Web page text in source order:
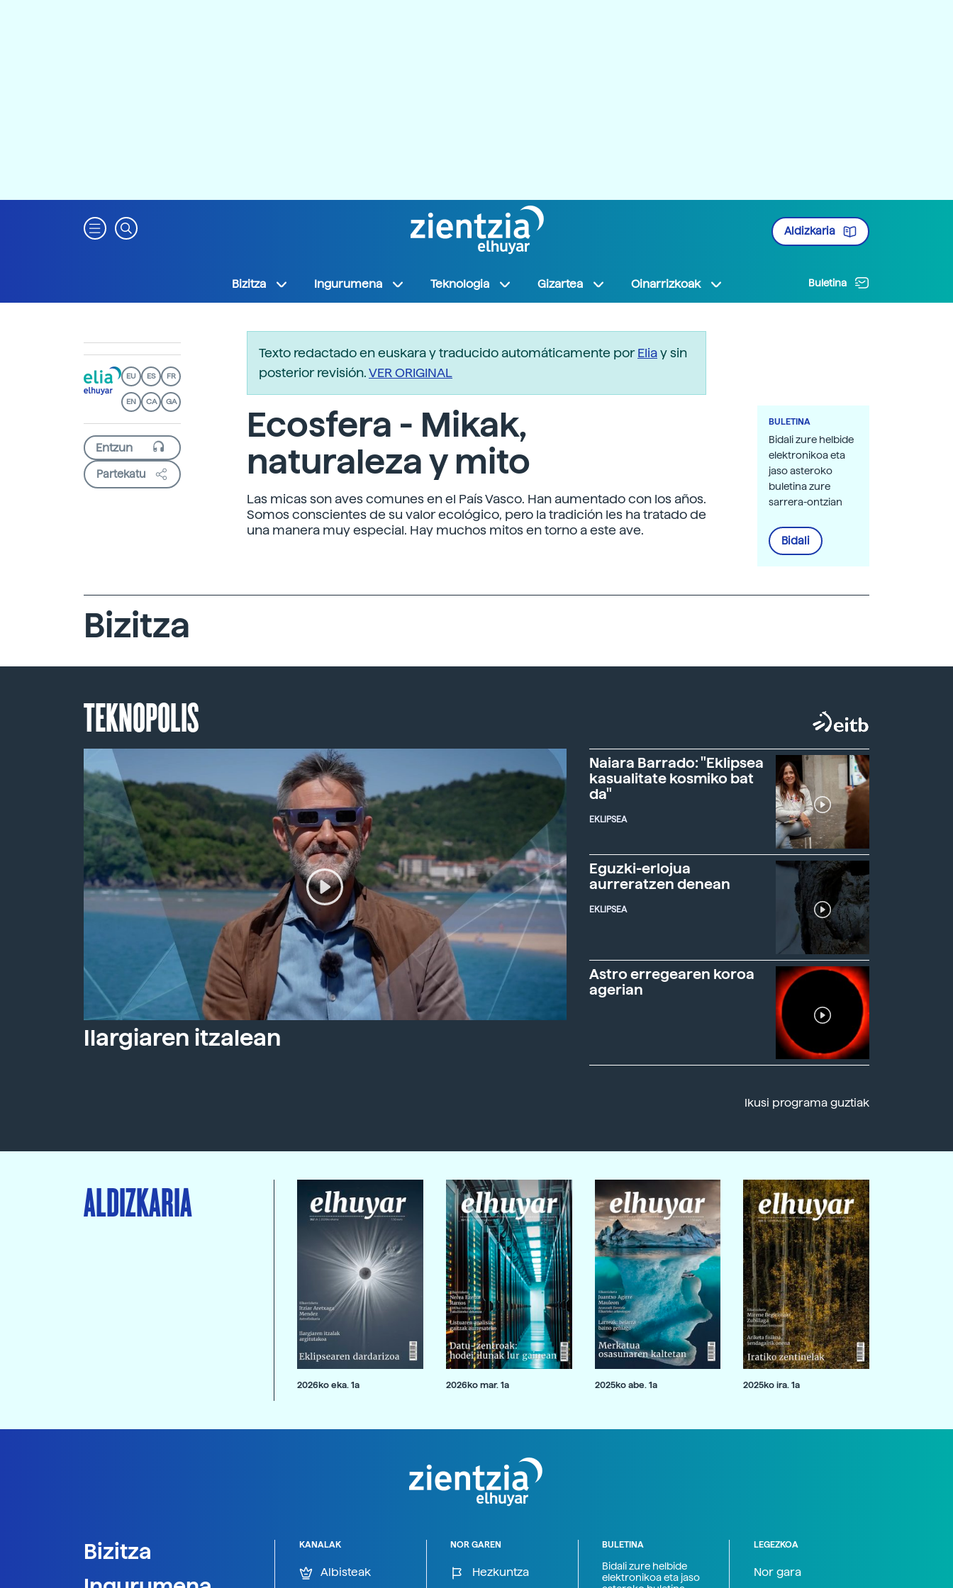
Aldizkaria
Bizitza Ingurumena Teknologia Gizartea Oinarrizkoak Buletina
EU ES FR
EN CA GA
Partekatu
Texto redactado en euskara y traducido automáticamente porEliay sin
posterior revisión.VER ORIGINAL
Ecosfera - Mikak,
naturaleza y mito
Las micas son aves comunes en el País Vasco. Han aumentado con los años.
Somos conscientes de su valor ecológico, pero la tradición les ha tratado de
una manera muy especial. Hay muchos mitos en torno a este ave.
BULETINA
Bidali zure helbide
elektronikoa eta
jaso asteroko
buletina zure
sarrera-ontzian
Bidali
Bizitza
TEKNOPOLIS
Ilargiaren itzalean
Naiara Barrado: "Eklipsea
kasualitate kosmiko bat
da"
EKLIPSEA
Eguzki-erlojua
aurreratzen denean
EKLIPSEA
Astro erregearen koroa
agerian
Ikusi programa guztiak
ALDIZKARIA
2026ko eka. 1a 2026ko mar. 1a 2025ko abe. 1a 2025ko ira. 1a
Bizitza
KANALAK
Albisteak
NOR GAREN
Hezkuntza
BULETINA
Bidali zure helbide
elektronikoa eta jaso
LEGEZKOA
Nor gara